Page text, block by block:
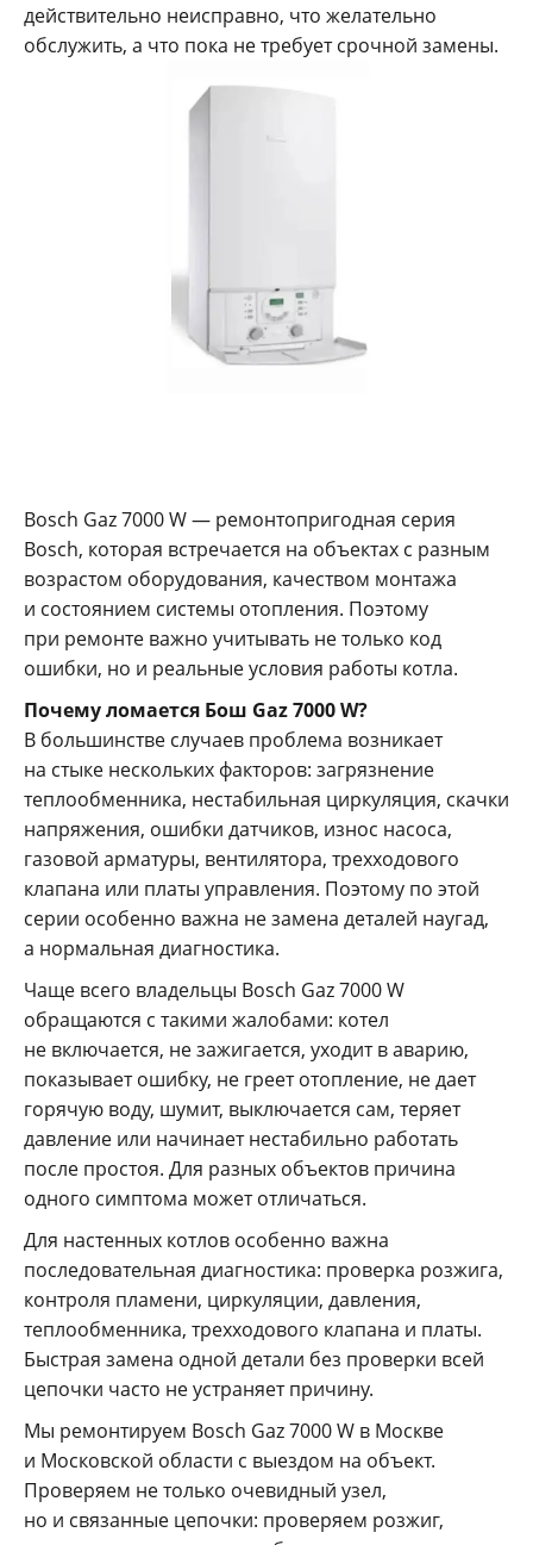
действительно неисправно, что желательно
обслужить, а что пока не требует срочной замены.
Bosch Gaz 7000 W — ремонтопригодная серия
Bosch, которая встречается на объектах с разным
возрастом оборудования, качеством монтажа
и состоянием системы отопления. Поэтому
при ремонте важно учитывать не только код
ошибки, но и реальные условия работы котла.
Почему ломается Бош Gaz 7000 W?
В большинстве случаев проблема возникает
на стыке нескольких факторов: загрязнение
теплообменника, нестабильная циркуляция, скачки
напряжения, ошибки датчиков, износ насоса,
газовой арматуры, вентилятора, трехходового
клапана или платы управления. Поэтому по этой
серии особенно важна не замена деталей наугад,
а нормальная диагностика.
Чаще всего владельцы Bosch Gaz 7000 W
обращаются с такими жалобами: котел
не включается, не зажигается, уходит в аварию,
показывает ошибку, не греет отопление, не дает
горячую воду, шумит, выключается сам, теряет
давление или начинает нестабильно работать
после простоя. Для разных объектов причина
одного симптома может отличаться.
Для настенных котлов особенно важна
последовательная диагностика: проверка розжига,
контроля пламени, циркуляции, давления,
теплообменника, трехходового клапана и платы.
Быстрая замена одной детали без проверки всей
цепочки часто не устраняет причину.
Мы ремонтируем Bosch Gaz 7000 W в Москве
и Московской области с выездом на объект.
Проверяем не только очевидный узел,
но и связанные цепочки: проверяем розжиг,